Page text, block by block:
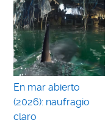
En mar abierto
(2026): naufragio
claro